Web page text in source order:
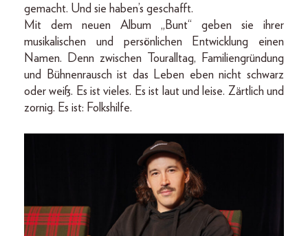
gemacht. Und sie haben’s geschafft.
Mit dem neuen Album „Bunt“ geben sie ihrer
musikalischen und persönlichen Entwicklung einen
Namen. Denn zwischen Touralltag, Familiengründung
und Bühnenrausch ist das Leben eben nicht schwarz
oder weiß. Es ist vieles. Es ist laut und leise. Zärtlich und
zornig. Es ist: Folkshilfe.